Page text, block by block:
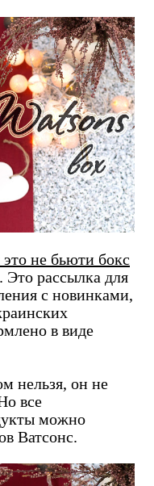
не бьюти бокс
. Это рассылка для
с новинками,
в виде
нельзя, он не
все
можно
Ватсонс.